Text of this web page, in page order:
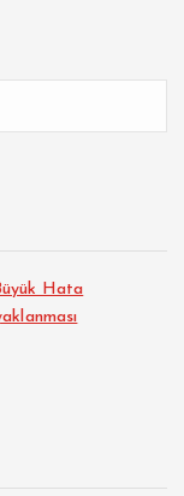
Hata